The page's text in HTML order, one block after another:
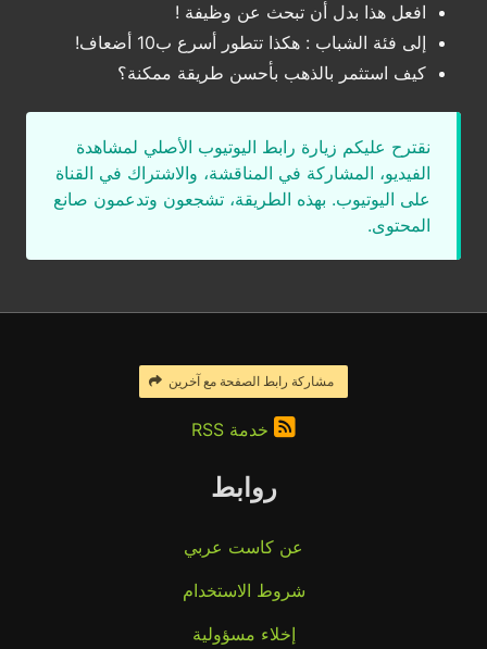
افعل هذا بدل أن تبحث عن وظيفة !
إلى فئة الشباب : هكذا تتطور أسرع ب10 أضعاف!
كيف استثمر بالذهب بأحسن طريقة ممكنة؟
نقترح عليكم زيارة رابط اليوتيوب الأصلي لمشاهدة
الفيديو، المشاركة في المناقشة، والاشتراك في القناة
على اليوتيوب. بهذه الطريقة، تشجعون وتدعمون صانع
المحتوى.
مشاركة رابط الصفحة مع آخرين
خدمة RSS
روابط
عن كاست عربي
شروط الاستخدام
إخلاء مسؤولية